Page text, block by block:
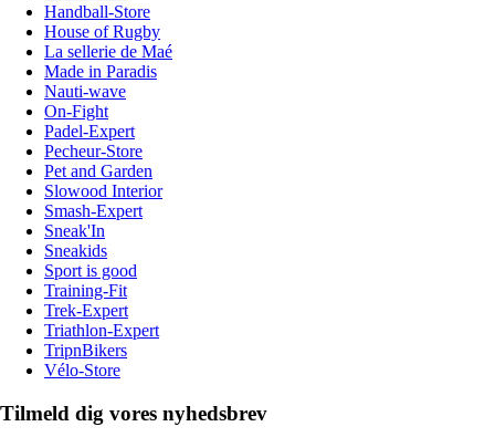
Handball-Store
House of Rugby
La sellerie de Maé
Made in Paradis
Nauti-wave
On-Fight
Padel-Expert
Pecheur-Store
Pet and Garden
Slowood Interior
Smash-Expert
Sneak'In
Sneakids
Sport is good
Training-Fit
Trek-Expert
Triathlon-Expert
TripnBikers
Vélo-Store
Tilmeld dig vores nyhedsbrev